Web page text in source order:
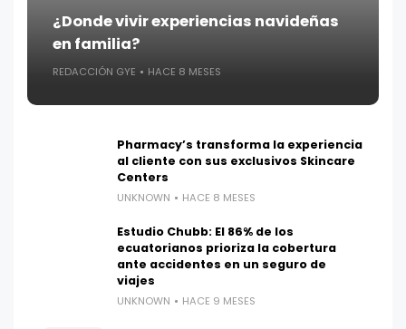
¿Donde vivir experiencias navideñas
en familia?
REDACCIÓN GYE HACE 8 MESES
Pharmacy’s transforma la experiencia
al cliente con sus exclusivos Skincare
Centers
UNKNOWN HACE 8 MESES
Estudio Chubb: El 86% de los
ecuatorianos prioriza la cobertura
ante accidentes en un seguro de
viajes
UNKNOWN HACE 9 MESES